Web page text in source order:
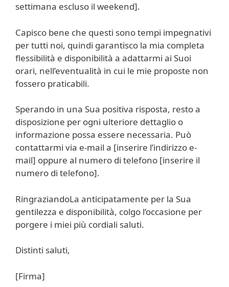
settimana escluso il weekend].
Capisco bene che questi sono tempi impegnativi
per tutti noi, quindi garantisco la mia completa
flessibilità e disponibilità a adattarmi ai Suoi
orari, nell’eventualità in cui le mie proposte non
fossero praticabili.
Sperando in una Sua positiva risposta, resto a
disposizione per ogni ulteriore dettaglio o
informazione possa essere necessaria. Può
contattarmi via e-mail a [inserire l’indirizzo e-
mail] oppure al numero di telefono [inserire il
numero di telefono].
RingraziandoLa anticipatamente per la Sua
gentilezza e disponibilità, colgo l’occasione per
porgere i miei più cordiali saluti.
Distinti saluti,
[Firma]